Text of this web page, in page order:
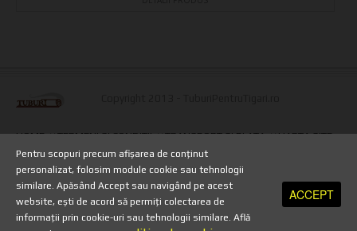
HOME//TERMENI SI CONDITII//TRANSPORT SI PLATA//HARTA SITE
//PRELUCRAREA DATELOR CU CARACTER PERSONAL
SECURITATE//ANULARE COMANDA //POLITICA DE RETUR
PROTECTIA DATELOR PERSONALE//A.N.P.C//A.N.P.C - SAL
Pentru scopuri precum afișarea de conținut
personalizat, folosim module cookie sau tehnologii
similare. Apăsând Accept sau navigând pe acest
website, ești de acord să permiți colectarea de
informații prin cookie-uri sau tehnologii similare. Află
ACCEPT